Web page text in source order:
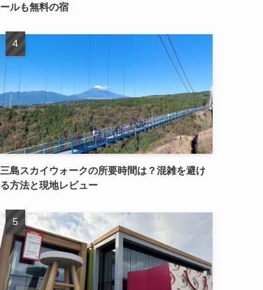
ールも無料の宿
三島スカイウォークの所要時間は？混雑を避け
る方法と現地レビュー